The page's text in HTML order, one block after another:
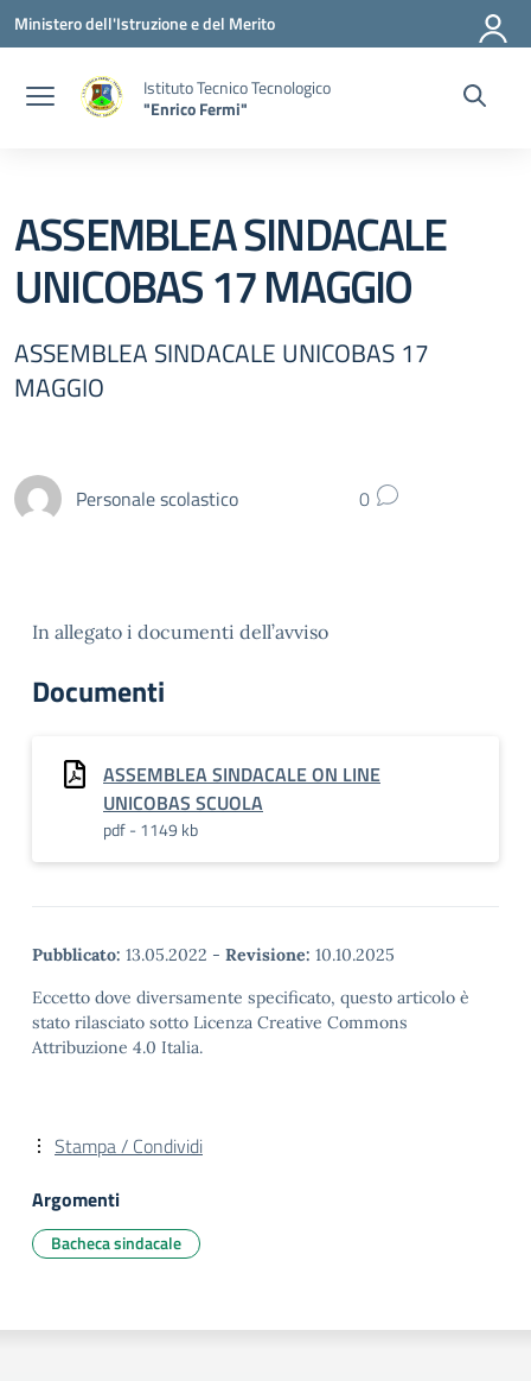
Vai ai contenuti
Vai al menu di navigazione
Vai al footer
Ministero dell'Istruzione e del Merito
Istituto Tecnico Tecnologico
"Enrico Fermi"
ASSEMBLEA SINDACALE
UNICOBAS 17 MAGGIO
ASSEMBLEA SINDACALE UNICOBAS 17
MAGGIO
Personale scolastico 0
In allegato i documenti dell’avviso
Documenti
ASSEMBLEA SINDACALE ON LINE
UNICOBAS SCUOLA
pdf - 1149 kb
Pubblicato: 13.05.2022 - Revisione: 10.10.2025
Eccetto dove diversamente specificato, questo articolo è
stato rilasciato sotto Licenza Creative Commons
Attribuzione 4.0 Italia.
Stampa / Condividi
Argomenti
Bacheca sindacale